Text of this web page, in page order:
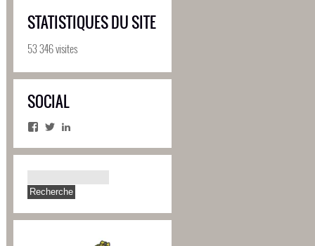
STATISTIQUES DU SITE
53 346 visites
SOCIAL
Facebook
Twitter